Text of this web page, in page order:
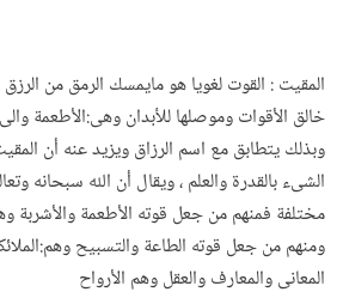
المقيت : القوت لغويا هو مايمسك الرمق من
خالق الأقوات وموصلها للأبدان وهى:الأطعمة
وبذلك يتطابق مع اسم الرزاق ويزيد عنه أن
الشىء بالقدرة والعلم ، ويقال أن الله سبحانه
مختلفة فمنهم من جعل قوته الأطعمة والأشربة
ومنهم من جعل قوته الطاعة والتسبيح
المعانى والمعارف والعقل وهم الأرواح